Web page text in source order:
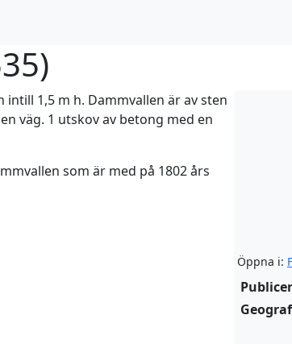
)
Öppna i:
intill 1,5 m h. Dammvallen är av sten
väg. 1 utskov av betong med en
som är med på 1802 års